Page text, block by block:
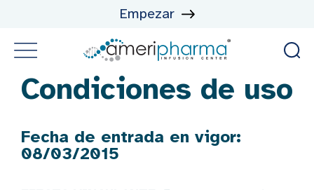
Empezar
Condiciones de uso
Fecha de entrada en vigor:
08/03/2015